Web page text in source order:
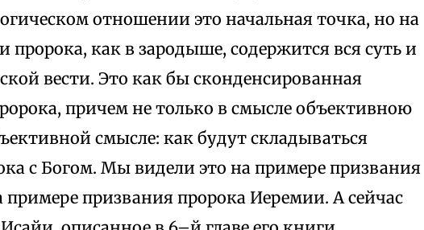
отношении это начальная точка, но на
пророка, как в зародыше, содержится вся суть и
вести. Это как бы сконденсированная
причем не только в смысле объективною
смысле: как будут складываться
с Богом. Мы видели это на примере призвания
призвания пророка Иеремии. А сейчас